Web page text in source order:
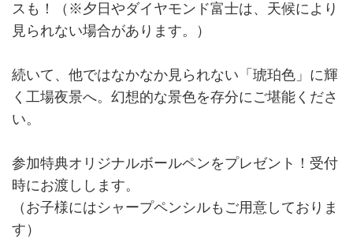
スも！（※夕日やダイヤモンド富士は、天候により
見られない場合があります。）
続いて、他ではなかなか見られない「琥珀色」に輝
く工場夜景へ。幻想的な景色を存分にご堪能くださ
い。
参加特典オリジナルボールペンをプレゼント！受付
時にお渡しします。
（お子様にはシャープペンシルもご用意しておりま
す）